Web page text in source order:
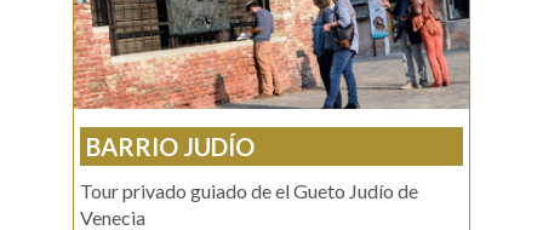
BARRIO JUDÍO
Tour privado guiado de el Gueto Judío de
Venecia